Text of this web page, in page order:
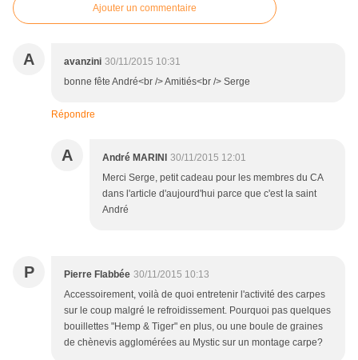
Ajouter un commentaire
A avanzini 30/11/2015 10:31
bonne fête André<br /> Amitiés<br /> Serge
Répondre
A André MARINI
30/11/2015 12:01
Merci Serge, petit cadeau pour les membres du CA
dans l'article d'aujourd'hui parce que c'est la saint
André
P Pierre Flabbée 30/11/2015 10:13
Accessoirement, voilà de quoi entretenir l'activité des carpes
sur le coup malgré le refroidissement. Pourquoi pas quelques
bouillettes "Hemp & Tiger" en plus, ou une boule de graines
de chènevis agglomérées au Mystic sur un montage carpe?